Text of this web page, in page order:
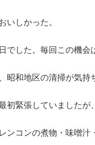
いしかった。
でした。毎回この機会
昭和地区の清掃が気持
初緊張していましたが
ンコンの煮物・味噌汁